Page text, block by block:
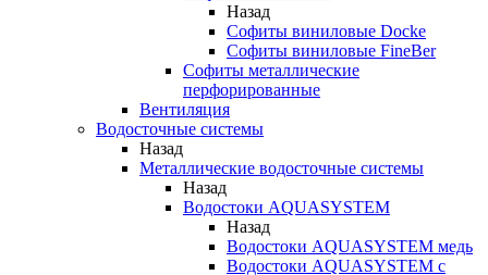
Назад
Софиты виниловые Docke
Софиты виниловые FineBer
Софиты металлические
перфорированные
Вентиляция
Водосточные системы
Назад
Металлические водосточные системы
Назад
Водостоки AQUASYSTEM
Назад
Водостоки AQUASYSTEM медь
Водостоки AQUASYSTEM с